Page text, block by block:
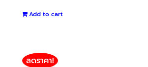
Add to cart
ลดราคา!